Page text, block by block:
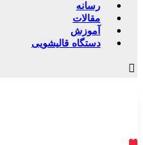
رسانه
مقالات
آموزش
دستگاه قالیشویی